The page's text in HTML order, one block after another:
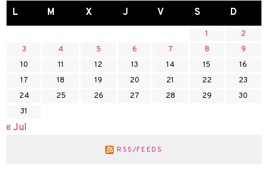
L M X J V S D
1
2
3
4 5 6 7 8
9
10
11 12 13 14 15
16
17
18 19 20 21 22
23
24
25 26 27 28 29
30
31
« Jul
RSS/FEEDS